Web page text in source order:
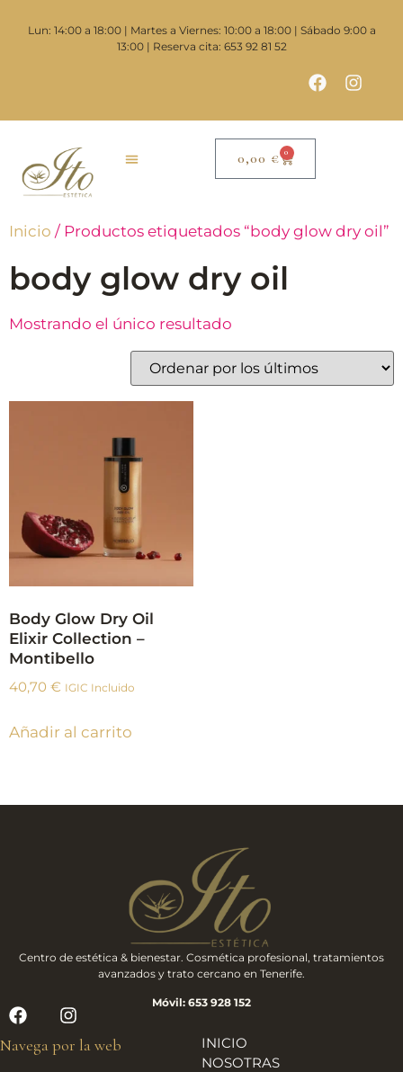
Lun: 14:00 a 18:00 | Martes a Viernes: 10:00 a 18:00 | Sábado 9:00 a
13:00 | Reserva cita: 653 92 81 52
0,00 € 0
Inicio / Productos etiquetados “body glow dry oil”
body glow dry oil
Mostrando el único resultado
Body Glow Dry Oil
Elixir Collection –
Montibello
40,70 € IGIC Incluido
Añadir al carrito
Centro de estética & bienestar. Cosmética profesional, tratamientos
avanzados y trato cercano en Tenerife.
Móvil: 653 928 152
Navega por la web
INICIO
NOSOTRAS